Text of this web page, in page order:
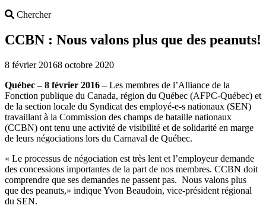
ChercherSearch
CCBN : Nous valons plus que des peanuts!
8 février 20168 octobre 2020
Québec – 8 février 2016 – Les membres de l’Alliance de la
Fonction publique du Canada, région du Québec (AFPC-Québec) et
de la section locale du Syndicat des employé-e-s nationaux (SEN)
travaillant à la Commission des champs de bataille nationaux
(CCBN) ont tenu une activité de visibilité et de solidarité en marge
de leurs négociations lors du Carnaval de Québec.
« Le processus de négociation est très lent et l’employeur demande
des concessions importantes de la part de nos membres. CCBN doit
comprendre que ses demandes ne passent pas. Nous valons plus
que des peanuts,» indique Yvon Beaudoin, vice-président régional
du SEN.